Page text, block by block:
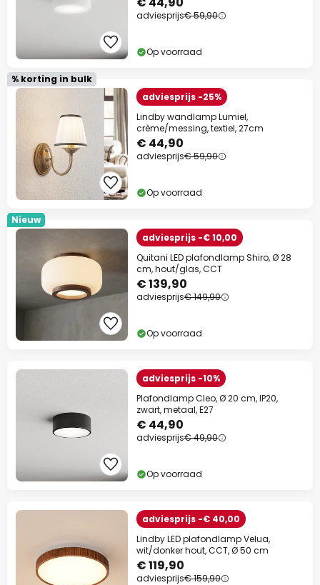
adviesprijs€ 59,90
Op voorraad
% korting in bulk
adviesprijs -25%
Lindby wandlamp Lumiel,
crème/messing, textiel, 27cm
€ 44,90
adviesprijs€ 59,90
Op voorraad
Nieuw
adviesprijs -€ 10,00
Quitani LED plafondlamp Shiro, Ø 28
cm, hout/glas, CCT
€ 139,90
adviesprijs€ 149,90
Op voorraad
adviesprijs -10%
Plafondlamp Cleo, Ø 20 cm, IP20,
zwart, metaal, E27
€ 44,90
adviesprijs€ 49,90
Op voorraad
adviesprijs -€ 40,00
Lindby LED plafondlamp Velua,
wit/donker hout, CCT, Ø 50 cm
€ 119,90
adviesprijs€ 159,90